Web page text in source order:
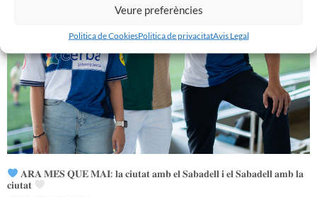
Veure preferències
Politica de CookiesPolitica de privacitatAvis Legal
𝐀𝐑𝐀 𝐌𝐄́𝐒 𝐐𝐔𝐄 𝐌𝐀𝐈: 𝐥𝐚 𝐜𝐢𝐮𝐭𝐚𝐭 𝐚𝐦𝐛 𝐞𝐥 𝐒𝐚𝐛𝐚𝐝𝐞𝐥𝐥 𝐢 𝐞𝐥 𝐒𝐚𝐛𝐚𝐝𝐞𝐥𝐥 𝐚𝐦𝐛 𝐥𝐚
𝐜𝐢𝐮𝐭𝐚𝐭